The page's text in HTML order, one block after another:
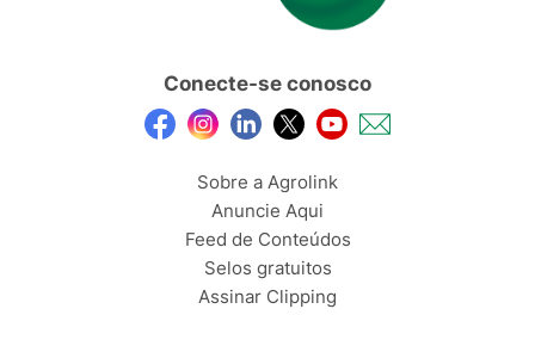
Conecte-se conosco
Sobre a Agrolink
Anuncie Aqui
Feed de Conteúdos
Selos gratuitos
Assinar Clipping